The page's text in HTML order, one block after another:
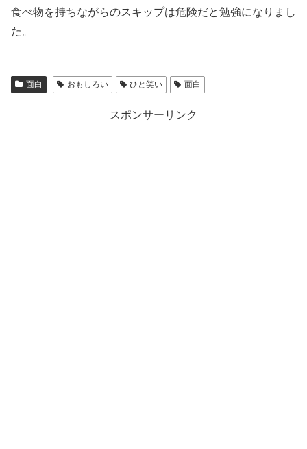
食べ物を持ちながらのスキップは危険だと勉強になりまし
た。
面白 おもしろい ひと笑い 面白
スポンサーリンク